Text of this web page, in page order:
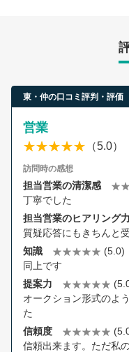
東・仲の口コミ評判・評価
営業
（5.0）
訪問時の感想
担当営業の清潔感
丁寧でした
担当営業のヒアリング
質疑応答にもきちんと
知識
(5.0)
同上です
提案力
オークション形式のよ
た
信頼度
信頼出来ます。ただ私